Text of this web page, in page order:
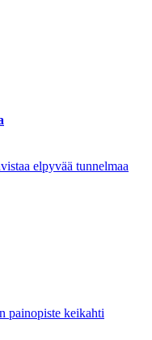
elpyvää tunnelmaa
painopiste keikahti